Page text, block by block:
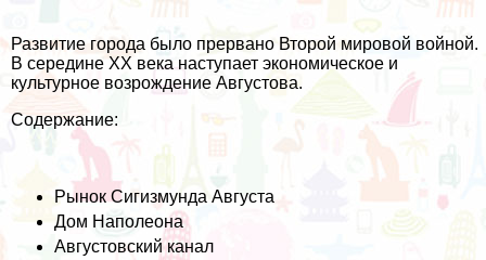
Развитие города было прервано Второй мировой войной.
В середине XX века наступает экономическое и
культурное возрождение Августова.
Содержание:
Рынок Сигизмунда Августа
Дом Наполеона
Августовский канал